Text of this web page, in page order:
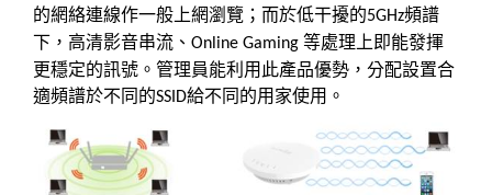
的網絡連線作一般上網瀏覽；而於低干擾的5GHz頻譜
下，高清影音串流、 Online Gaming 等處理上即能發揮
更穩定的訊號 。管理員能利用此產品優勢，分配設置合
適頻譜於不同的SSID給不同的用家使用。